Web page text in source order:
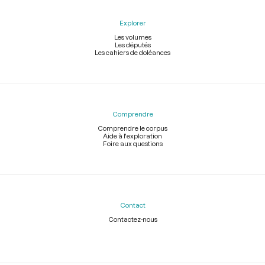
Explorer
Les volumes
Les députés
Les cahiers de doléances
Comprendre
Comprendre le corpus
Aide à l'exploration
Foire aux questions
Contact
Contactez-nous
Légal